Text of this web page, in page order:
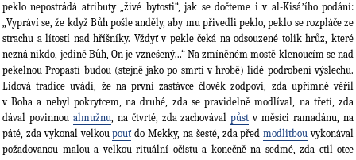
peklo nepostrádá atributy „živé bytosti“, jak se dočteme i v al-Kisáʼího podání:
„Vypráví se, že když Bůh pošle anděly, aby mu přivedli peklo, peklo se rozpláče ze
strachu a lítostí nad hříšníky. Vždyť v pekle čeká na odsouzené tolik hrůz, které
nezná nikdo, jedině Bůh, On je vznešený…“ Na zmíněném mostě klenoucím se nad
pekelnou Propastí budou (stejně jako po smrti v hrobě) lidé podrobeni výslechu.
Lidová tradice uvádí, že na první zastávce člověk zodpoví, zda upřímně věřil
v Boha a nebyl pokrytcem, na druhé, zda se pravidelně modlíval, na třetí, zda
dával povinnou almužnu, na čtvrté, zda zachovávalpůst v měsíci ramadánu, na
páté, zda vykonal velkoupouťdo Mekky, na šesté, zda předmodlitbou vykonával
požadovanou malou a velkou rituální očistu a konečně na sedmé, zda ctil otce